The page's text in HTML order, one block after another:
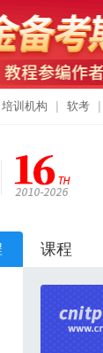
训机构 软考
课程
软考高级
信息系统项目